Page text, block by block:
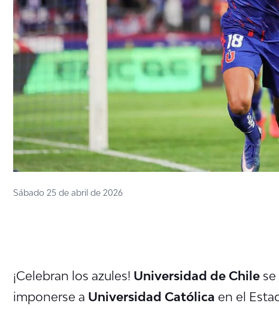
Sábado 25 de abril de 2026
¡Celebran los azules! Universidad de Chile
imponerse a Universidad Católica en el